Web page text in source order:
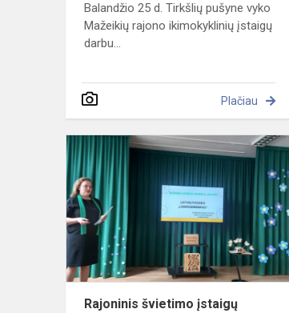
Balandžio 25 d. Tirkšlių pušyne vyko
Mažeikių rajono ikimokyklinių įstaigų
darbu...
Plačiau
Rajoninis švietimo įstaigų